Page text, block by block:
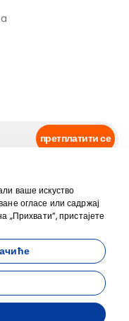
претплатити се
ваше искуство
огласе или садржај
„Прихвати“, пристајете